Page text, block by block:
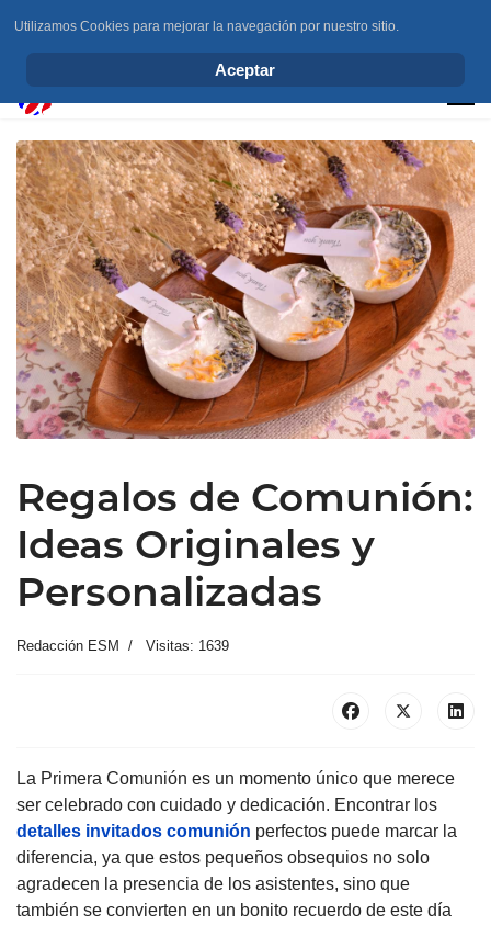
Regalos de Comunión:
Ideas Originales y
Personalizadas
Redacción ESM Visitas: 1639
La Primera Comunión es un momento único que merece
ser celebrado con cuidado y dedicación. Encontrar los
detalles invitados comunión perfectos puede marcar la
diferencia, ya que estos pequeños obsequios no solo
agradecen la presencia de los asistentes, sino que
también se convierten en un bonito recuerdo de este día
Utilizamos Cookies para mejorar la navegación por nuestro sitio.
Aceptar